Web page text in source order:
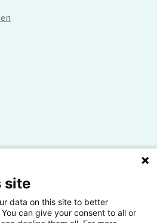
site
data on this site to better
can give your consent to all or